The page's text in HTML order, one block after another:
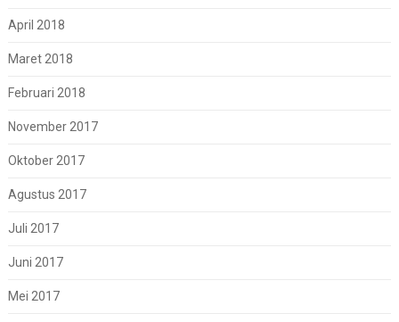
April 2018
Maret 2018
Februari 2018
November 2017
Oktober 2017
Agustus 2017
Juli 2017
Juni 2017
Mei 2017